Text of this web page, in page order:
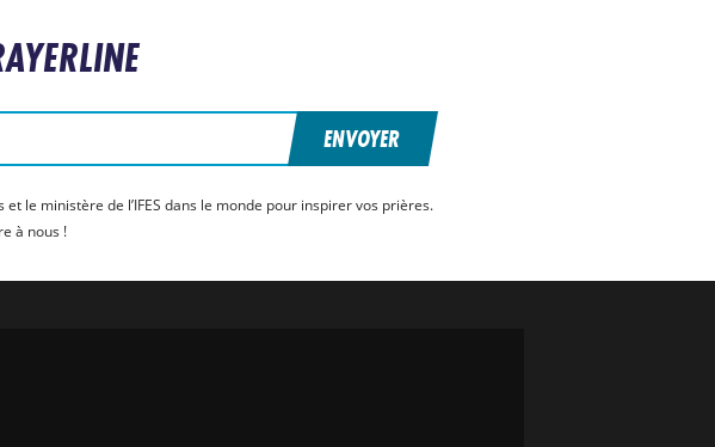
ENVOYER
le ministère de l’IFES dans le monde pour inspirer vos prières.
à nous !